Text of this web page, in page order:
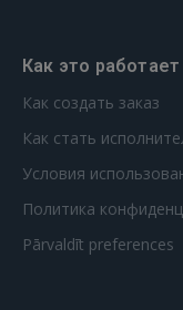
Как это работает
Как создать заказ
Как стать
Условия
Политика
Pārvaldīt preferences